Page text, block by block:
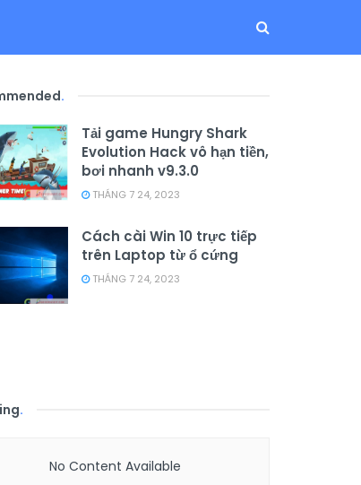
.
Tải game Hungry Shark
Evolution Hack vô hạn tiền,
bơi nhanh v9.3.0
THÁNG 7 24, 2023
Cách cài Win 10 trực tiếp
trên Laptop từ ổ cứng
THÁNG 7 24, 2023
.
No Content Available